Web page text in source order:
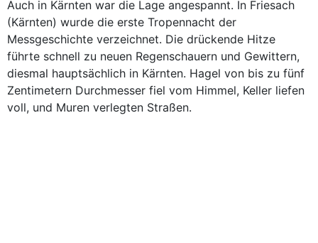
Auch in Kärnten war die Lage angespannt. In Friesach
(Kärnten) wurde die erste Tropennacht der
Messgeschichte verzeichnet. Die drückende Hitze
führte schnell zu neuen Regenschauern und Gewittern,
diesmal hauptsächlich in Kärnten. Hagel von bis zu fünf
Zentimetern Durchmesser fiel vom Himmel, Keller liefen
voll, und Muren verlegten Straßen.